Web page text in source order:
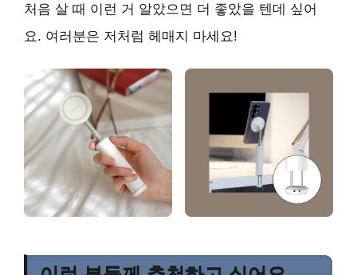
처음 살 때 이런 거 알았으면 더 좋았을 텐데 싶어
요. 여러분은 저처럼 헤매지 마세요!